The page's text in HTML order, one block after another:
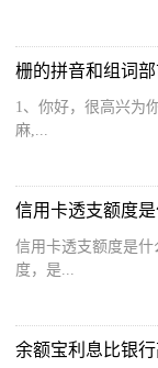
栅的拼音和组词
1、你好，很高兴为
麻,...
信用卡透支额度是
度，是...